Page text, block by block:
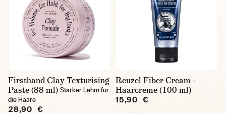
Firsthand Clay Texturising
Paste (88 ml) Starker Lehm für
die Haare
28,90 €
Reuzel Fiber Cream –
Haarcreme (100 ml)
15,90 €